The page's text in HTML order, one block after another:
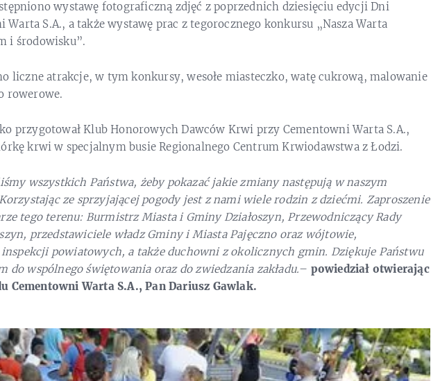
wystawę fotograficzną zdjęć z poprzednich dziesięciu edycji Dni
S.A., a także wystawę prac z tegorocznego konkursu „Nasza Warta
i środowisku”.
liczne atrakcje, w tym konkursy, wesołe miasteczko, watę cukrową, malowanie
rowerowe.
przygotował Klub Honorowych Dawców Krwi przy Cementowni Warta S.A.,
krwi w specjalnym busie Regionalnego Centrum Krwiodawstwa z Łodzi.
wszystkich Państwa, żeby pokazać jakie zmiany następują w naszym
ze sprzyjającej pogody jest z nami wiele rodzin z dziećmi. Zaproszenie
tego terenu: Burmistrz Miasta i Gminy Działoszyn, Przewodniczący Rady
przedstawiciele władz Gminy i Miasta Pajęczno oraz wójtowie,
inspekcji powiatowych, a także duchowni z okolicznych gmin. Dziękuje Państwu
do wspólnego świętowania oraz do zwiedzania zakładu.– powiedział otwierając
Cementowni Warta S.A., Pan Dariusz Gawlak.